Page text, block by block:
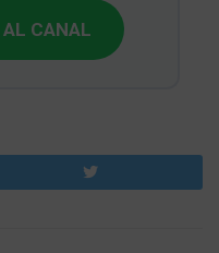
CANAL